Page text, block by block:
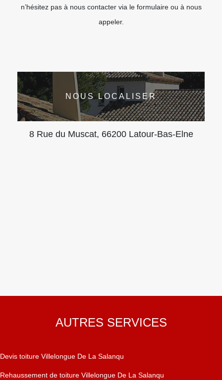
n’hésitez pas à nous contacter via le formulaire ou à nous
appeler.
NOUS LOCALISER
8 Rue du Muscat, 66200 Latour-Bas-Elne
AUTRES SERVICES
Devis toiture Villelongue De La Salanqu
Rehaussement de toiture Villelongue De La Salanqu